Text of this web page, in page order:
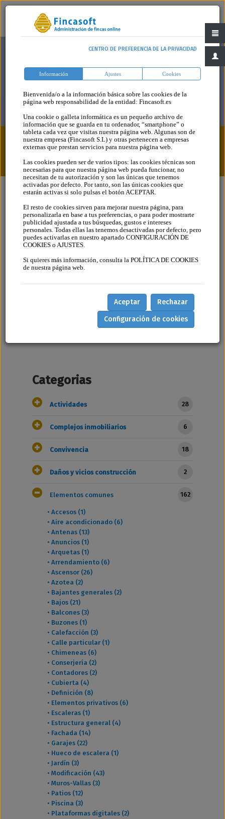
Consultas > Elementos Comunes > Portero
Consultas
precisa para la instalación o supresión
del servicio de portero electrónico?
366 - ¿Es válido el acuerdo
consistente en cerrar con llave la puerta
del portal anulando el servicio de
portero automático? ¿Contraviene
Categorias
Actividades 28
Complejos inmobiliarios 6
Convivencia 18
Daños y vicios construcción 2
Elementos comunes 162
• Accesos (1)
• Aire acondicionado (6)
• Antenas (13)
• Anuncios (1)
• Arquetas (1)
• Arrendamiento (6)
• Ascensor (26)
• Azotea (2)
• Bajantes generales (2)
• Bajos (21)
• Balcones (3)
• Buzones (1)
• Calefacción (3)
• Calle particular (1)
• Chimeneas (6)
• Conserjería (2)
• Contadores (2)
• Cubierta (4)
• Definición (8)
• Elementos privativos (6)
• Escaleras (1)
• Estructura general (4)
• Fachada (14)
• Garajes (22)
• Hueco de escalera (1)
• Jardín (3)
• Modificación (43)
• Muros-Vallas (3)
• Patios (12)
• Piscina (3)
• Plataformas digitales (2)
CENTRO DE PREFERENCIA DE LA PRIVACIDAD
Información Ajustes Cookies
Bienvenida/o a la información básica sobre las cookies de la
página web responsabilidad de la entidad: Fincasoft.es
Una cookie o galleta informática es un pequeño archivo de
información que se guarda en tu ordenador, “smartphone” o
tableta cada vez que visitas nuestra página web. Algunas son de
nuestra empresa (Fincasoft S.L) y otras pertenecen a empresas
externas que prestan servicios para nuestra página web.
Las cookies pueden ser de varios tipos: las cookies técnicas son
necesarias para que nuestra página web pueda funcionar, no
necesitan de tu autorización y son las únicas que tenemos
activadas por defecto. Por tanto, son las únicas cookies que
estarán activas si solo pulsas el botón ACEPTAR.
El resto de cookies sirven para mejorar nuestra página, para
personalizarla en base a tus preferencias, o para poder mostrarte
publicidad ajustada a tus búsquedas, gustos e intereses
personales. Todas ellas las tenemos desactivadas por defecto, pero
puedes activarlas en nuestro apartado CONFIGURACIÓN DE
COOKIES o AJUSTES.
Si quieres más información, consulta la POLÍTICA DE COOKIES
de nuestra página web.
Aceptar
Rechazar
Configuración de cookies